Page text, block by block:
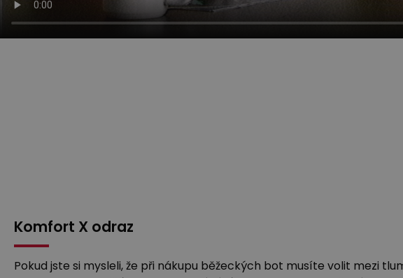
Komfort X odraz
Pokud jste si mysleli, že při nákupu běžeckých bot musíte volit mezi